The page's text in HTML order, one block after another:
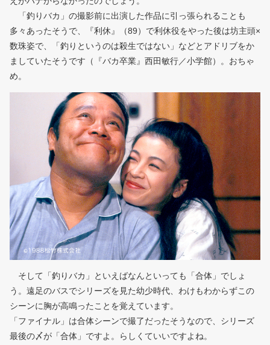
「釣りバカ」の撮影前に出演した作品に引っ張られることも
多々あったそうで、『利休』（89）で利休役をやった後は坊主頭×
数珠姿で、「釣りというのは殺生ではない」などとアドリブをか
ましていたそうです（『バカ卒業』西田敏行／小学館）。おちゃ
め。
そして「釣りバカ」といえばなんといっても「合体」でしょ
う。遠足のバスでシリーズを見た幼少時代、わけもわからずこの
シーンに胸が高鳴ったことを覚えています。
「ファイナル」は合体シーンで撮了だったそうなので、シリーズ
最後の〆が「合体」ですよ。らしくていいですよね。